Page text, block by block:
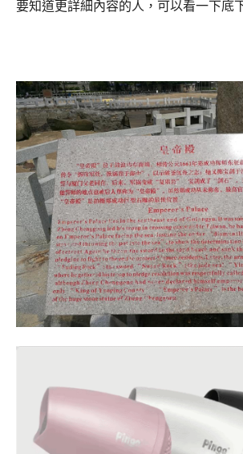
要知道更詳細內容的人，可以看一下底